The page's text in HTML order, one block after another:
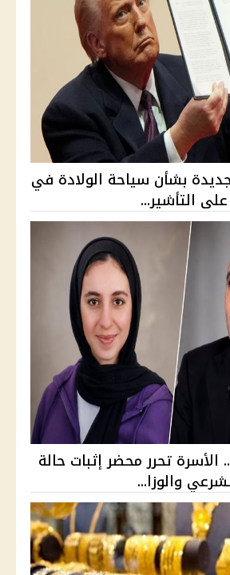
بشأن سياحة الولادة في
التأشير...
ريم.. الأسرة تحرر محضر إثبات حالة
والوزا...